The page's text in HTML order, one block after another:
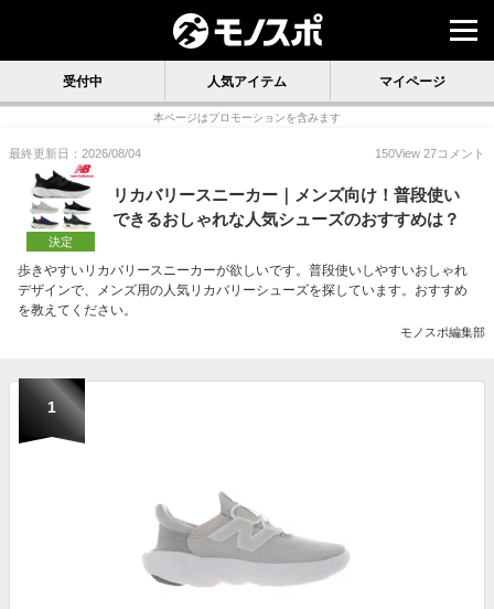
受付中 人気アイテム マイページ
本ページはプロモーションを含みます
最終更新日：2026/08/04 150View 27コメント
決定
リカバリースニーカー｜メンズ向け！普段使い
できるおしゃれな人気シューズのおすすめは？
歩きやすいリカバリースニーカーが欲しいです。普段使いしやすいおしゃれ
デザインで、メンズ用の人気リカバリーシューズを探しています。おすすめ
を教えてください。
モノスポ編集部
1